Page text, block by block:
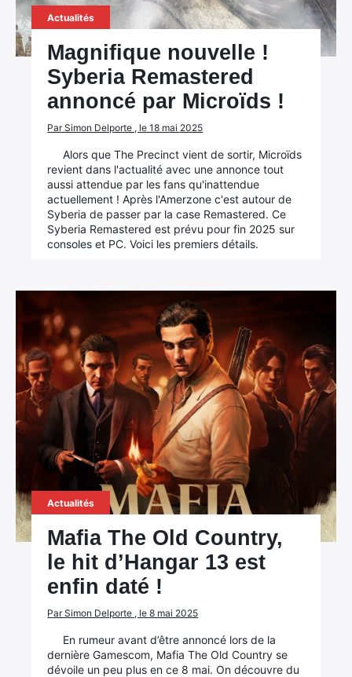
Actualités
Magnifique nouvelle !
Syberia Remastered
annoncé par Microïds !
Par Simon Delporte , le 18 mai 2025
Alors que The Precinct vient de sortir, Microïds
revient dans l'actualité avec une annonce tout
aussi attendue par les fans qu'inattendue
actuellement ! Après l'Amerzone c'est autour de
Syberia de passer par la case Remastered. Ce
Syberia Remastered est prévu pour fin 2025 sur
consoles et PC. Voici les premiers détails.
Actualités
Mafia The Old Country,
le hit d’Hangar 13 est
enfin daté !
Par Simon Delporte , le 8 mai 2025
En rumeur avant d’être annoncé lors de la
dernière Gamescom, Mafia The Old Country se
dévoile un peu plus en ce 8 mai. On découvre du